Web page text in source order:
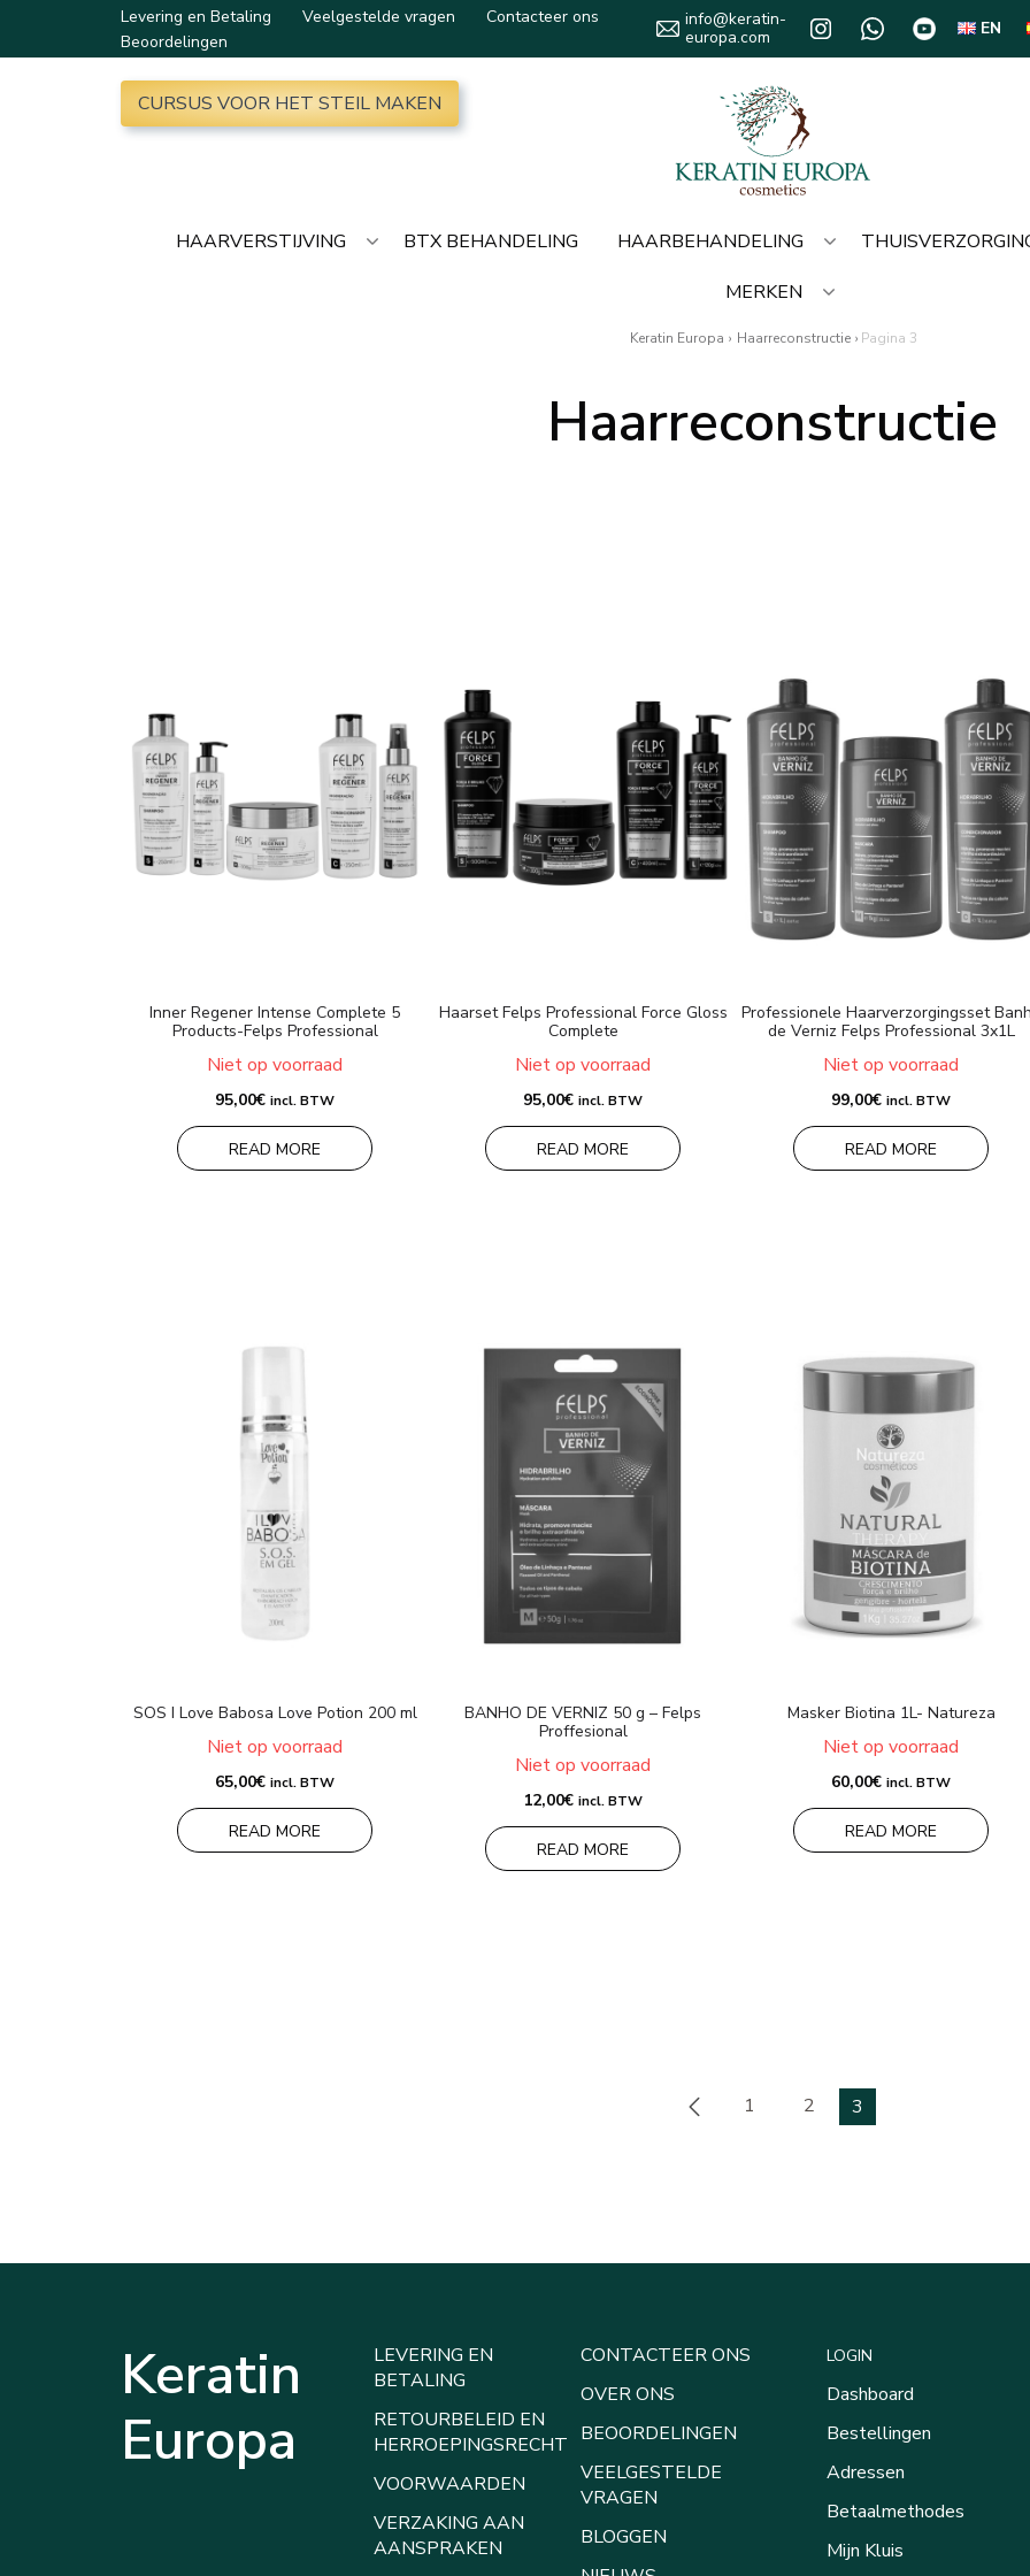
Levering en Betaling Veelgestelde vragen
Contacteer ons
Beoordelingen
info@keratin-
europa.com
EN
CURSUS VOOR HET STEIL MAKEN
HAARVERSTIJVING BTX BEHANDELING HAARBEHANDELING
MERKEN
Keratin Europa › Haarreconstructie › Pagina 3
Haarreconstructie
Inner Regener Intense Complete 5
Products-Felps Professional
Niet op voorraad
95,00€ incl. BTW
READ MORE
Haarset Felps Professional Force Gloss
Complete
Niet op voorraad
95,00€ incl. BTW
READ MORE
Professionele Haarverzorgingsset
de Verniz Felps Professional 3x1L
Niet op voorraad
99,00€ incl. BTW
READ MORE
SOS I Love Babosa Love Potion 200 ml
Niet op voorraad
65,00€ incl. BTW
READ MORE
BANHO DE VERNIZ 50 g – Felps
Proffesional
Niet op voorraad
12,00€ incl. BTW
READ MORE
Masker Biotina 1L- Natureza
Niet op voorraad
60,00€ incl. BTW
READ MORE
1 2 3
Keratin
Europa
LEVERING EN
BETALING
RETOURBELEID EN
HERROEPINGSRECHT
VOORWAARDEN
VERZAKING AAN
AANSPRAKEN
CONTACTEER ONS
OVER ONS
BEOORDELINGEN
VEELGESTELDE
VRAGEN
BLOGGEN
LOGIN
Dashboard
Bestellingen
Adressen
Betaalmethodes
Mijn Kluis